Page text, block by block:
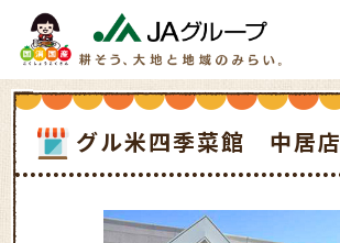
グル米四季菜館 中居店